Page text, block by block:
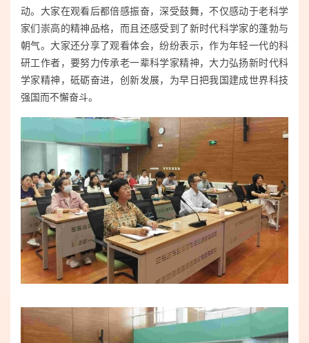
动。大家在观看后都倍感振奋，深受鼓舞，不仅感动于老科学
家们崇高的精神品格，而且还感受到了新时代科学家的蓬勃与
朝气。大家还分享了观看体会，纷纷表示，作为年轻一代的科
研工作者，要努力传承老一辈科学家精神，大力弘扬新时代科
学家精神，砥砺奋进，创新发展，为早日把我国建成世界科技
强国而不懈奋斗。